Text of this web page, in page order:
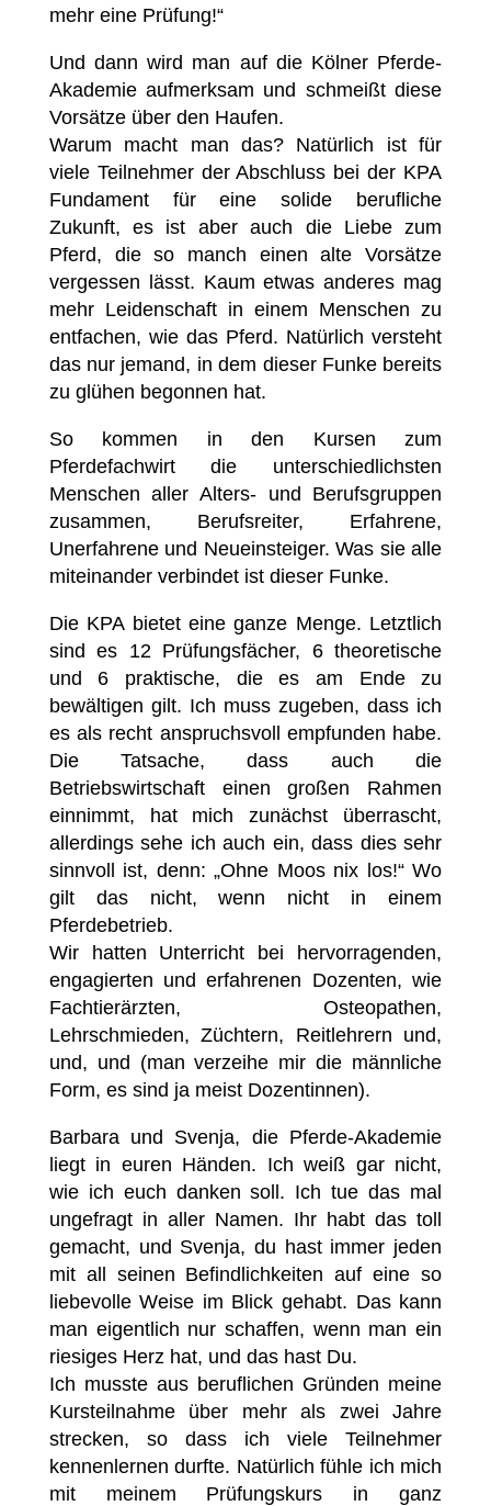
mehr eine Prüfung!“
Und dann wird man auf die Kölner Pferde-
Akademie aufmerksam und schmeißt diese
Vorsätze über den Haufen.
Warum macht man das? Natürlich ist für
viele Teilnehmer der Abschluss bei der KPA
Fundament für eine solide berufliche
Zukunft, es ist aber auch die Liebe zum
Pferd, die so manch einen alte Vorsätze
vergessen lässt. Kaum etwas anderes mag
mehr Leidenschaft in einem Menschen zu
entfachen, wie das Pferd. Natürlich versteht
das nur jemand, in dem dieser Funke bereits
zu glühen begonnen hat.
So kommen in den Kursen zum
Pferdefachwirt die unterschiedlichsten
Menschen aller Alters- und Berufsgruppen
zusammen, Berufsreiter, Erfahrene,
Unerfahrene und Neueinsteiger. Was sie alle
miteinander verbindet ist dieser Funke.
Die KPA bietet eine ganze Menge. Letztlich
sind es 12 Prüfungsfächer, 6 theoretische
und 6 praktische, die es am Ende zu
bewältigen gilt. Ich muss zugeben, dass ich
es als recht anspruchsvoll empfunden habe.
Die Tatsache, dass auch die
Betriebswirtschaft einen großen Rahmen
einnimmt, hat mich zunächst überrascht,
allerdings sehe ich auch ein, dass dies sehr
sinnvoll ist, denn: „Ohne Moos nix los!“ Wo
gilt das nicht, wenn nicht in einem
Pferdebetrieb.
Wir hatten Unterricht bei hervorragenden,
engagierten und erfahrenen Dozenten, wie
Fachtierärzten, Osteopathen,
Lehrschmieden, Züchtern, Reitlehrern und,
und, und (man verzeihe mir die männliche
Form, es sind ja meist Dozentinnen).
Barbara und Svenja, die Pferde-Akademie
liegt in euren Händen. Ich weiß gar nicht,
wie ich euch danken soll. Ich tue das mal
ungefragt in aller Namen. Ihr habt das toll
gemacht, und Svenja, du hast immer jeden
mit all seinen Befindlichkeiten auf eine so
liebevolle Weise im Blick gehabt. Das kann
man eigentlich nur schaffen, wenn man ein
riesiges Herz hat, und das hast Du.
Ich musste aus beruflichen Gründen meine
Kursteilnahme über mehr als zwei Jahre
strecken, so dass ich viele Teilnehmer
kennenlernen durfte. Natürlich fühle ich mich
mit meinem Prüfungskurs in ganz